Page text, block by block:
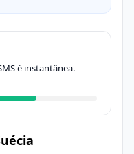
é instantânea.